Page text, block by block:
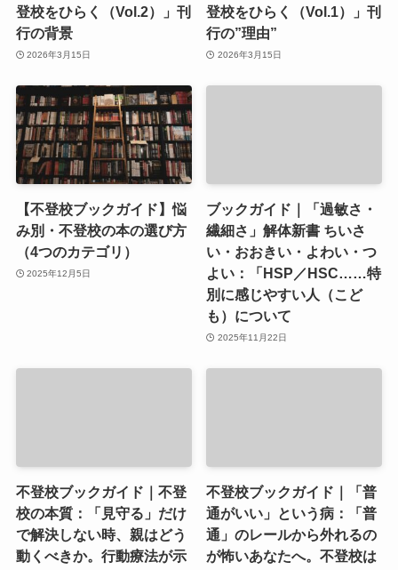
登校をひらく（Vol.2）」刊
行の背景
2026年3月15日
登校をひらく（Vol.1）」刊
行の”理由”
2026年3月15日
【不登校ブックガイド】悩
み別・不登校の本の選び方
（4つのカテゴリ）
2025年12月5日
ブックガイド｜「過敏さ・
繊細さ」解体新書 ちいさ
い・おおきい・よわい・つ
よい：「HSP／HSC……特
別に感じやすい人（こど
も）について
2025年11月22日
不登校ブックガイド｜不登
校の本質：「見守る」だけ
で解決しない時、親はどう
動くべきか。行動療法が示
不登校ブックガイド｜「普
通がいい」という病：「普
通」のレールから外れるの
が怖いあなたへ。不登校は